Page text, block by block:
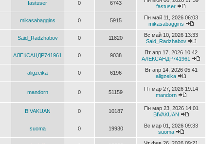
fastuser 0 6743
fastuser
mikasabaggins 0 5915
Пн май 11, 2026 06:03
mikasabaggins
Said_Radzhabov 0 11820
Вс май 10, 2026 13:33
Said_Radzhabov
АЛЕКСАНДР741961 0 9038
Пт апр 17, 2026 10:42
АЛЕКСАНДР741961
aligzeika 0 6196
Вт апр 14, 2026 05:41
aligzeika
mandorn 0 51159
Пт мар 27, 2026 19:14
mandorn
BIVAKUAN 0 10187
Пн мар 23, 2026 14:01
BIVAKUAN
suoma 0 19930
Вс мар 01, 2026 09:33
suoma